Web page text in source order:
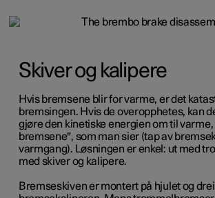
Skiver og kalipere
Hvis bremsene blir for varme, er det
bremsingen. Hvis de overopphetes, kan
gjøre den kinetiske energien om til
bremsene", som man sier (tap av
varmgang). Løsningen er enkel: ut med
med skiver og kalipere.
Bremseskiven er montert på hjulet og